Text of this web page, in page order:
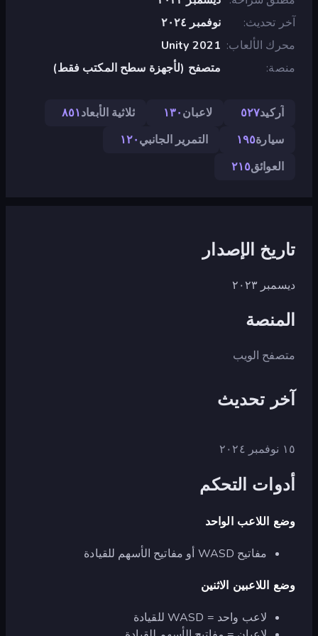
آخر تحديث
نوفمبر ٢٠٢٤
محرك الألعاب Unity 2021
منصة
متصفح (لأجهزة سطح المكتب فقط)
آركيد٥٢٧ لاعبان١٣٠ ثلاثية الأبعاد٨٥١
سيارة١٩٥ التمرير الجانبي١٢٠
العوائق٢١٥
تاريخ الإصدار
ديسمبر ٢٠٢٣
المنصة
متصفح الويب
آخر تحديث
١٥ نوفمبر ٢٠٢٤
أدوات التحكم
وضع اللاعب الواحد
مفاتيح WASD أو مفاتيح الأسهم للقيادة
وضع اللاعبين الاثنين
لاعب واحد = WASD للقيادة